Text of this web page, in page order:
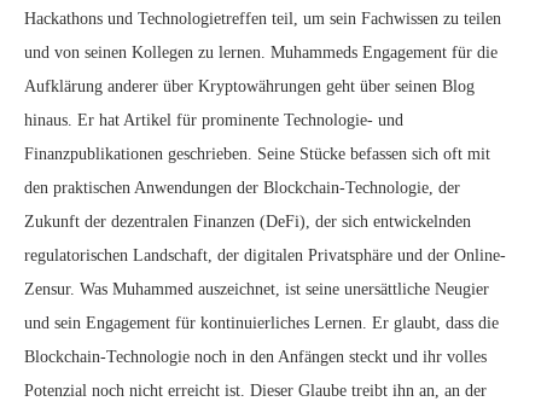
Hackathons und Technologietreffen teil, um sein Fachwissen zu teilen
und von seinen Kollegen zu lernen. Muhammeds Engagement für die
Aufklärung anderer über Kryptowährungen geht über seinen Blog
hinaus. Er hat Artikel für prominente Technologie- und
Finanzpublikationen geschrieben. Seine Stücke befassen sich oft mit
den praktischen Anwendungen der Blockchain-Technologie, der
Zukunft der dezentralen Finanzen (DeFi), der sich entwickelnden
regulatorischen Landschaft, der digitalen Privatsphäre und der Online-
Zensur. Was Muhammed auszeichnet, ist seine unersättliche Neugier
und sein Engagement für kontinuierliches Lernen. Er glaubt, dass die
Blockchain-Technologie noch in den Anfängen steckt und ihr volles
Potenzial noch nicht erreicht ist. Dieser Glaube treibt ihn an, an der